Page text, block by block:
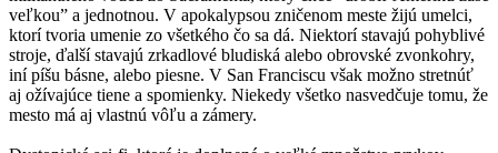
veľkou” a jednotnou. V apokalypsou zničenom meste žijú umelci,
ktorí tvoria umenie zo všetkého čo sa dá. Niektorí stavajú pohyblivé
stroje, ďalší stavajú zrkadlové bludiská alebo obrovské zvonkohry,
iní píšu básne, alebo piesne. V San Franciscu však možno stretnúť
aj ožívajúce tiene a spomienky. Niekedy všetko nasvedčuje tomu, že
mesto má aj vlastnú vôľu a zámery.